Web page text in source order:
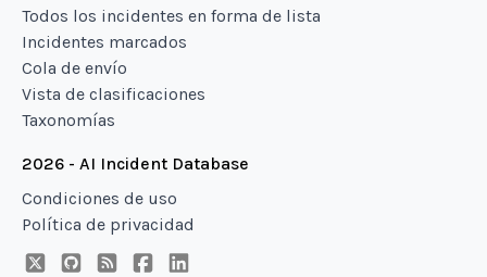
Todos los incidentes en forma de lista
Incidentes marcados
Cola de envío
Vista de clasificaciones
Taxonomías
2026 - AI Incident Database
Condiciones de uso
Política de privacidad